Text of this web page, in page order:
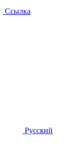
Ссылка
Русский